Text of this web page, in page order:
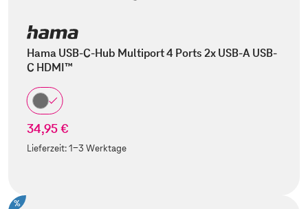
Hama USB-C-Hub Multiport 4 Ports 2x USB-A USB-
C HDMI™
34,95 €
Lieferzeit:1-3 Werktage
%